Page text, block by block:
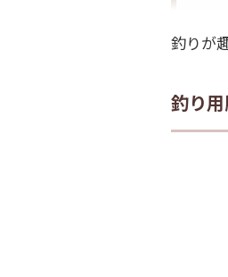
釣りが
釣り